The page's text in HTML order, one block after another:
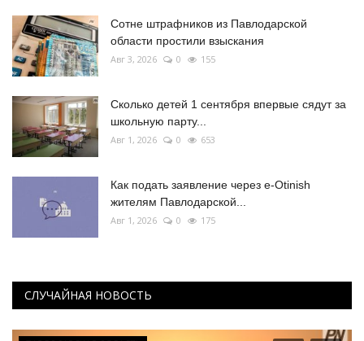
Сотне штрафников из Павлодарской
области простили взыскания
Авг 3, 2026 0 155
Сколько детей 1 сентября впервые сядут за
школьную парту...
Авг 1, 2026 0 653
Как подать заявление через e-Otinish
жителям Павлодарской...
Авг 1, 2026 0 175
СЛУЧАЙНАЯ НОВОСТЬ